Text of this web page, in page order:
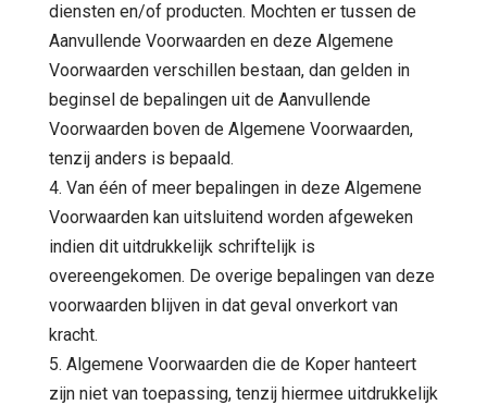
diensten en/of producten. Mochten er tussen de
Aanvullende Voorwaarden en deze Algemene
Voorwaarden verschillen bestaan, dan gelden in
beginsel de bepalingen uit de Aanvullende
Voorwaarden boven de Algemene Voorwaarden,
tenzij anders is bepaald.
4. Van één of meer bepalingen in deze Algemene
Voorwaarden kan uitsluitend worden afgeweken
indien dit uitdrukkelijk schriftelijk is
overeengekomen. De overige bepalingen van deze
voorwaarden blijven in dat geval onverkort van
kracht.
5. Algemene Voorwaarden die de Koper hanteert
zijn niet van toepassing, tenzij hiermee uitdrukkelijk